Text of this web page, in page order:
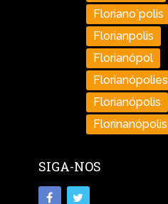
Floriano´polis
Florianpolis
Florianópol
Florianópolies
Florianópolis
Florinanópolis
SIGA-NOS